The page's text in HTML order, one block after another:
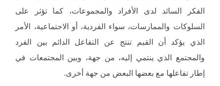
الفكر السائد لدى الأفراد والمجموعات، كما تؤثر على
السلوكات والممارسات، سواء الفردية، أو الاجتماعية، الأمر
الذي يؤكد أن القيم تنتج عن التفاعل الدائم بين الفرد
والمجتمع الذي ينتمي إليه، من جهة، وبين المجتمعات في
إطار تفاعلها مع بعضها البعض من جهة أخرى.